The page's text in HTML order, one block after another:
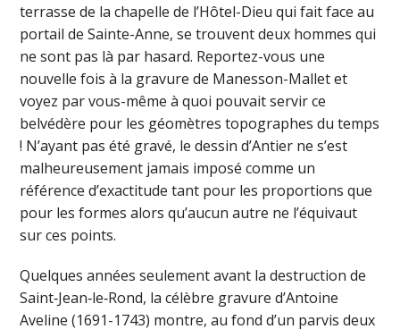
terrasse de la chapelle de l’Hôtel-Dieu qui fait face au
portail de Sainte-Anne, se trouvent deux hommes qui
ne sont pas là par hasard. Reportez-vous une
nouvelle fois à la gravure de Manesson-Mallet et
voyez par vous-même à quoi pouvait servir ce
belvédère pour les géomètres topographes du temps
! N’ayant pas été gravé, le dessin d’Antier ne s’est
malheureusement jamais imposé comme un
référence d’exactitude tant pour les proportions que
pour les formes alors qu’aucun autre ne l’équivaut
sur ces points.
Quelques années seulement avant la destruction de
Saint‑Jean‑le‑Rond, la célèbre gravure d’Antoine
Aveline (1691-1743) montre, au fond d’un parvis deux